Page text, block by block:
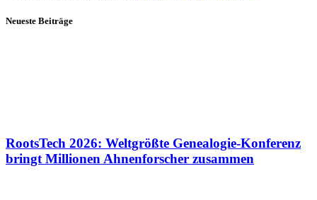
Neueste Beiträge
RootsTech 2026: Weltgrößte Genealogie-Konferenz
bringt Millionen Ahnenforscher zusammen